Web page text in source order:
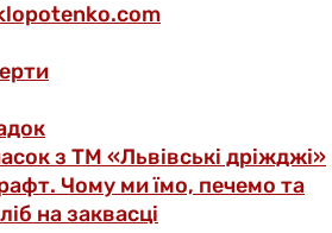
з ТМ «Львівські дріжджі»
Чому ми їмо, печемо та
на заквасці